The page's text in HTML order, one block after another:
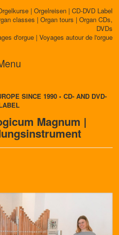
| Orgelreisen | CD-DVD Label
classes | Organ tours | Organ CDs,
DVDs
d'orgue | Voyages autour de l'orgue
SINCE 1990 • CD- AND DVD-
Magnum |